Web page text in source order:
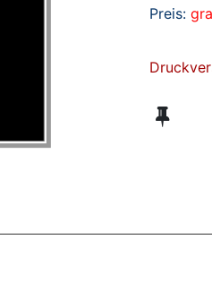
Preis: